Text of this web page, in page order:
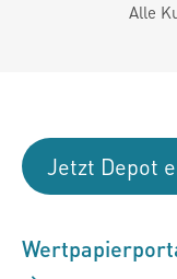
Alle
Jetzt Depot